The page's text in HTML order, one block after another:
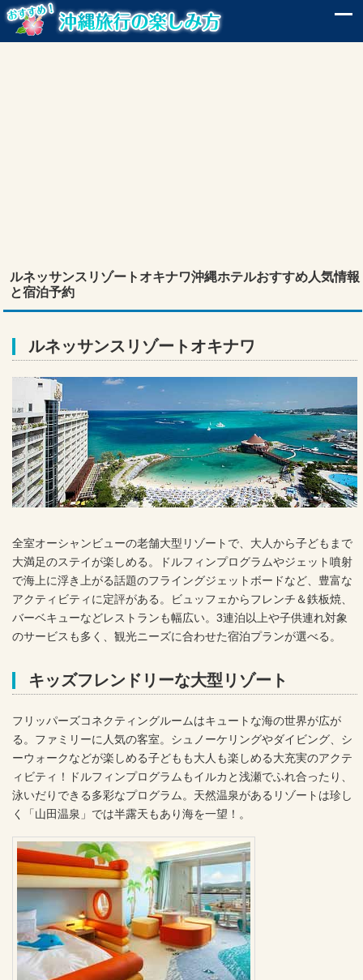
ルネッサンスリゾートオキナワ沖縄ホテルおすすめ人気情報
と宿泊予約
ルネッサンスリゾートオキナワ
全室オーシャンビューの老舗大型リゾートで、大人から子どもまで
大満足のステイが楽しめる。ドルフィンプログラムやジェット噴射
で海上に浮き上がる話題のフライングジェットボードなど、豊富な
アクティビティに定評がある。ビュッフェからフレンチ＆鉄板焼、
バーベキューなどレストランも幅広い。3連泊以上や子供連れ対象
のサービスも多く、観光ニーズに合わせた宿泊プランが選べる。
キッズフレンドリーな大型リゾート
フリッパーズコネクティングルームはキュートな海の世界が広が
る。ファミリーに人気の客室。シュノーケリングやダイビング、シ
ーウォークなどが楽しめる子どもも大人も楽しめる大充実のアクテ
ィビティ！ドルフィンプログラムもイルカと浅瀬でふれ合ったり、
泳いだりできる多彩なプログラム。天然温泉があるリゾートは珍し
く「山田温泉」では半露天もあり海を一望！。